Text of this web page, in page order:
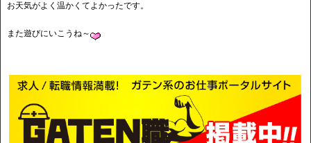
お天気がよく温かくてよかったです。
また遊びにいこうね～